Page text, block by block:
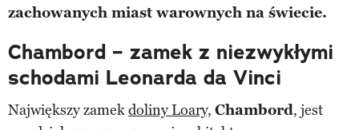
zachowanych miast warownych na świecie.
Chambord – zamek z niezwykłymi
schodami Leonarda da Vinci
Największy zamekdoliny Loary, Chambord, jest